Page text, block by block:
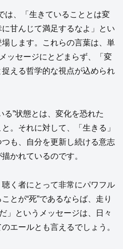
は、「生きていることとは変
甘んじて満足するなよ」とい
します。これらの言葉は、単
ッセージにとどまらず、「変
える哲学的な視点が込められ
る”状態とは、変化を恐れた
。それに対して、「生きる」
も、自分を更新し続ける意志
かれているのです。
く者にとって非常にパワフル
とが“死”であるならば、走り
」というメッセージは、日々
エールとも言えるでしょう。